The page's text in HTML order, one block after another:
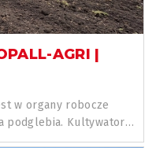
AGRI |
w organy robocze
podglebia. Kultywator